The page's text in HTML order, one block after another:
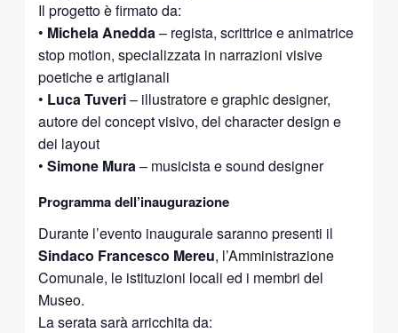
Il progetto è firmato da:
• Michela Anedda – regista, scrittrice e animatrice
stop motion, specializzata in narrazioni visive
poetiche e artigianali
• Luca Tuveri– illustratore e graphic designer,
autore del concept visivo, del character design e
dei layout
•Simone Mura – musicista e sound designer
Programma dell’inaugurazione
Durante l’evento inaugurale saranno presenti il
Sindaco Francesco Mereu, l’Amministrazione
Comunale, le istituzioni locali ed i membri del
Museo.
La serata sarà arricchita da: